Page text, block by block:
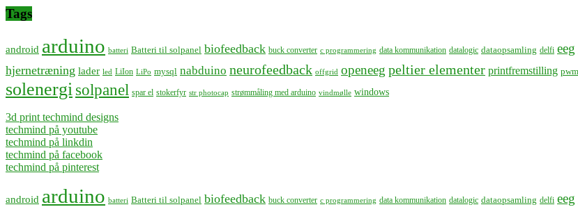
Tags
android arduino batteri Batteri til solpanel biofeedback buck converter c programmering data kommunikation datalogic dataopsamling delfi eeg
hjernetræning lader led LiIon LiPo mysql nabduino neurofeedback offgrid openeeg peltier elementer printfremstilling pwm
solenergisolpanel spar el stokerfyr str photocap strømmåling med arduino vindmølle windows
3d print techmind designs
techmind på youtube
techmind på linkdin
techmind på facebook
techmind på pinterest
android arduino batteri Batteri til solpanel biofeedback buck converter c programmering data kommunikation datalogic dataopsamling delfi eeg